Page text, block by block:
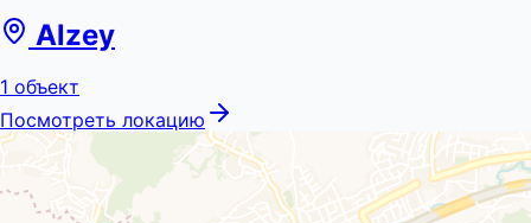
Alzey
1 объект
Посмотреть локацию